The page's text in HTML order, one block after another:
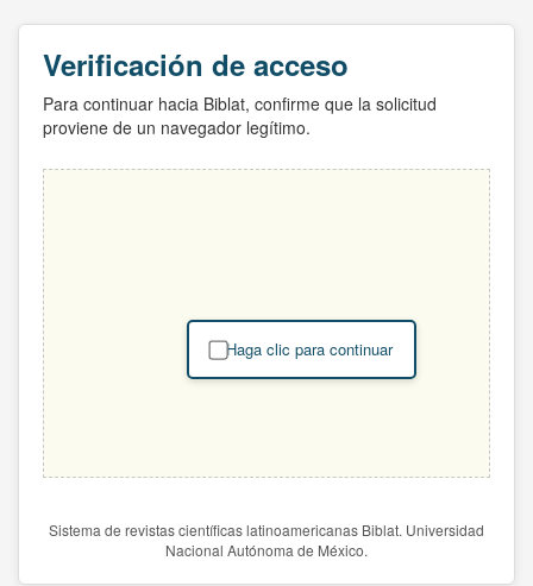
Verificación de acceso
Para continuar hacia Biblat, confirme que la solicitud
proviene de un navegador legítimo.
Haga clic para continuar
Sistema de revistas científicas latinoamericanas Biblat. Universidad
Nacional Autónoma de México.